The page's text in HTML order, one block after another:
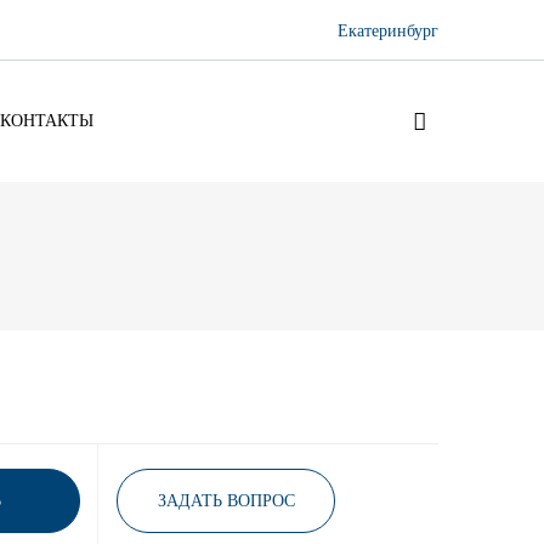
Екатеринбург
КОНТАКТЫ
ЗАДАТЬ ВОПРОС